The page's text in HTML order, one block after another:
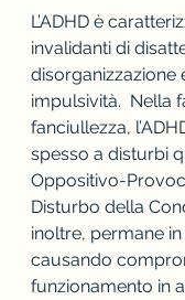
L’ADHD è
invalidanti di
impulsività.  Nella
fanciullezza,
spesso a disturbi
Oppositivo-
Disturbo della
inoltre, permane
causando
funzionamento in